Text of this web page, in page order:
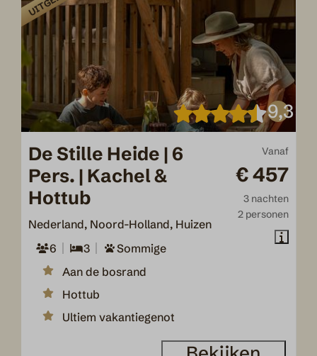
9,3
Vanaf
€ 457
3 nachten
2 personen
De Stille Heide | 6
Pers. | Kachel &
Hottub
Nederland, Noord-Holland, Huizen
6
3
Sommige
Aan de bosrand
Hottub
Ultiem vakantiegenot